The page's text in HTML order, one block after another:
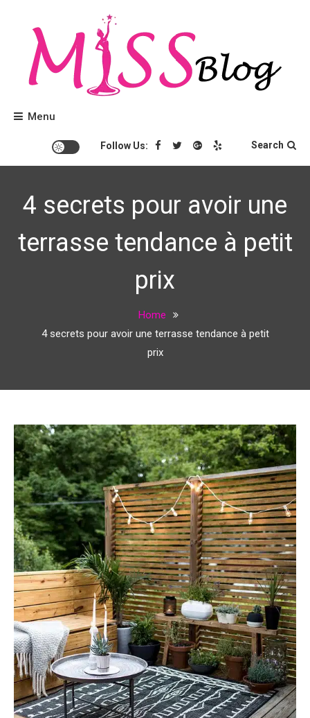
Miss Blog
Menu
Follow Us: Search
4 secrets pour avoir une
terrasse tendance à petit
prix
Home
4 secrets pour avoir une terrasse tendance à petit
prix